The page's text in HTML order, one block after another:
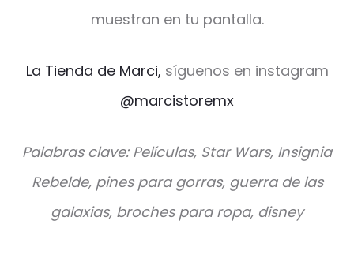
muestran en tu pantalla.
La Tienda de Marci, síguenos en instagram
@marcistoremx
Palabras clave: Películas, Star Wars, Insignia
Rebelde, pines para gorras, guerra de las
galaxias, broches para ropa, disney